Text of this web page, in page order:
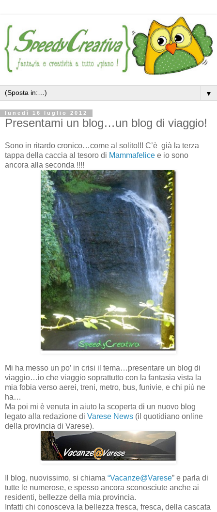
▼
lunedì 16 luglio 2012
Presentami un blog…un blog di viaggio!
Sono in ritardo cronico…come al solito!!! C’è già la terza
tappa della caccia al tesoro di Mammafelice e io sono
ancora alla seconda !!!!
Mi ha messo un po’ in crisi il tema…presentare un blog di
viaggio…io che viaggio soprattutto con la fantasia vista la
mia fobia verso aerei, treni, metro, bus, funivie, e chi più ne
ha…
Ma poi mi è venuta in aiuto la scoperta di un nuovo blog
legato alla redazione di Varese News (il quotidiano online
della provincia di Varese).
Il blog, nuovissimo, si chiama “Vacanze@Varese” e parla di
tutte le numerose, e spesso ancora sconosciute anche ai
residenti, bellezze della mia provincia.
Infatti chi conosceva la bellezza fresca, fresca, della cascata